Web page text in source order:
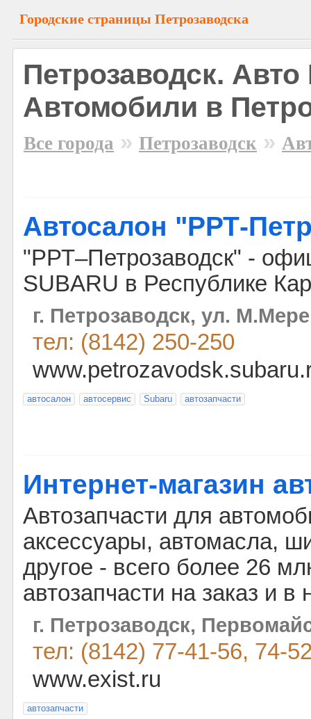
Городские страницы Петрозаводска
Петрозаводск. Авто
Автомобили в
Все города » Петрозаводск »
Автосалон "РРТ-
"РРТ–Петрозаводск" -
SUBARU в Республике
г. Петрозаводск, ул.
тел: (8142) 250-250
автосалон автосервис Subaru автозапчасти
Интернет-магазин
Автозапчасти для
аксессуары, автомасла,
другое - всего более 26
автозапчасти на заказ и в
г. Петрозаводск,
тел: (8142) 77-41-56, 74-
www.exist.ru
автозапчасти